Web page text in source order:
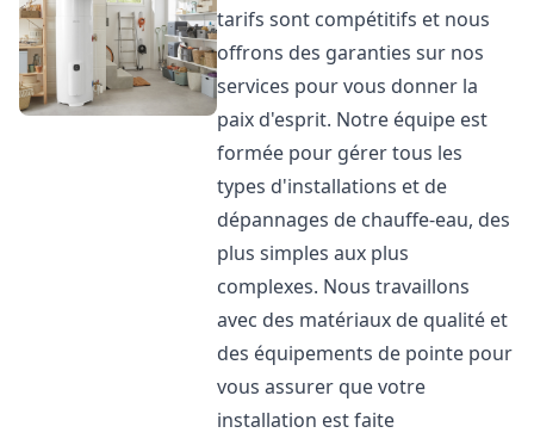
tarifs sont compétitifs et nous
offrons des garanties sur nos
services pour vous donner la
paix d'esprit. Notre équipe est
formée pour gérer tous les
types d'installations et de
dépannages de chauffe-eau, des
plus simples aux plus
complexes. Nous travaillons
avec des matériaux de qualité et
des équipements de pointe pour
vous assurer que votre
installation est faite